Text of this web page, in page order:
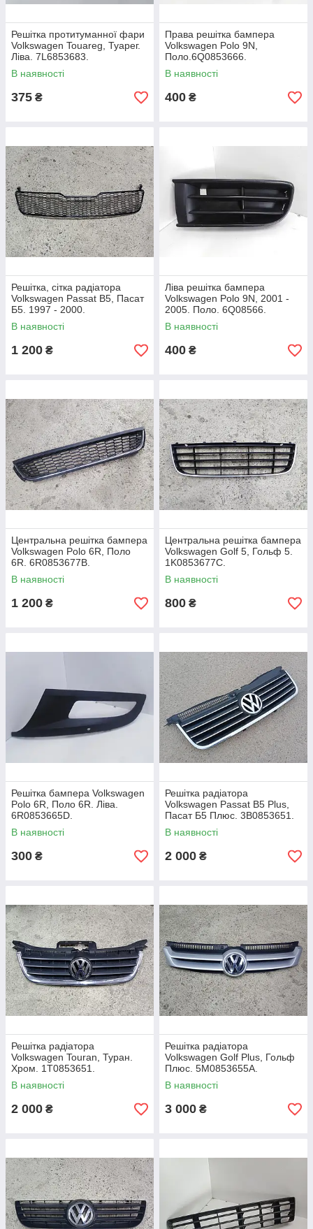
Решітка протитуманної фари
Volkswagen Touareg, Туарег.
Ліва. 7L6853683.
В наявності
375 ₴
Права решітка бампера
Volkswagen Polo 9N,
Поло.6Q0853666.
В наявності
400 ₴
Решітка, сітка радіатора
Volkswagen Passat B5, Пасат
Б5. 1997 - 2000.
В наявності
1 200 ₴
Ліва решітка бампера
Volkswagen Polo 9N, 2001 -
2005. Поло. 6Q08566.
В наявності
400 ₴
Центральна решітка бампера
Volkswagen Polo 6R, Поло
6R. 6R0853677B.
В наявності
1 200 ₴
Центральна решітка бампера
Volkswagen Golf 5, Гольф 5.
1K0853677C.
В наявності
800 ₴
Решітка бампера Volkswagen
Polo 6R, Поло 6R. Ліва.
6R0853665D.
В наявності
300 ₴
Решітка радіатора
Volkswagen Passat B5 Plus,
Пасат Б5 Плюс. 3B0853651.
В наявності
2 000 ₴
Решітка радіатора
Volkswagen Touran, Туран.
Хром. 1T0853651.
В наявності
2 000 ₴
Решітка радіатора
Volkswagen Golf Plus, Гольф
Плюс. 5M0853655A.
В наявності
3 000 ₴